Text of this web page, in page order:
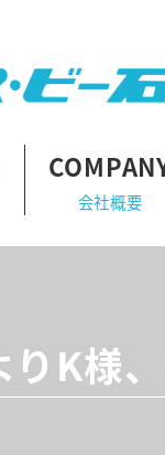
会社概要
K様